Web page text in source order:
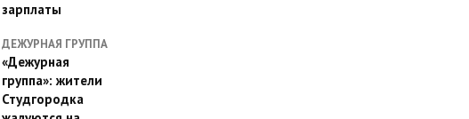
зарплаты
ДЕЖУРНАЯ ГРУППА
«Дежурная
группа»: жители
Студгородка